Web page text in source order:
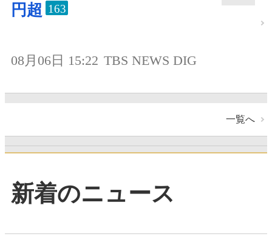
円超 163
08月06日 15:22 TBS NEWS DIG
一覧へ
新着のニュース